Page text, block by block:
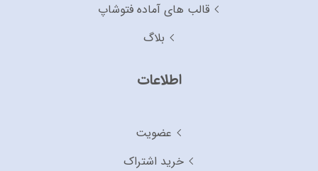
قالب های آماده فتوشاپ
بلاگ
اطلاعات
عضویت
خرید اشتراک